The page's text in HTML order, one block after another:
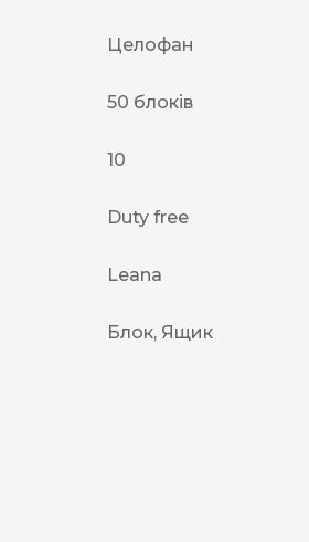
Целофан
50 блоків
10
Duty free
Leana
Блок, Ящик